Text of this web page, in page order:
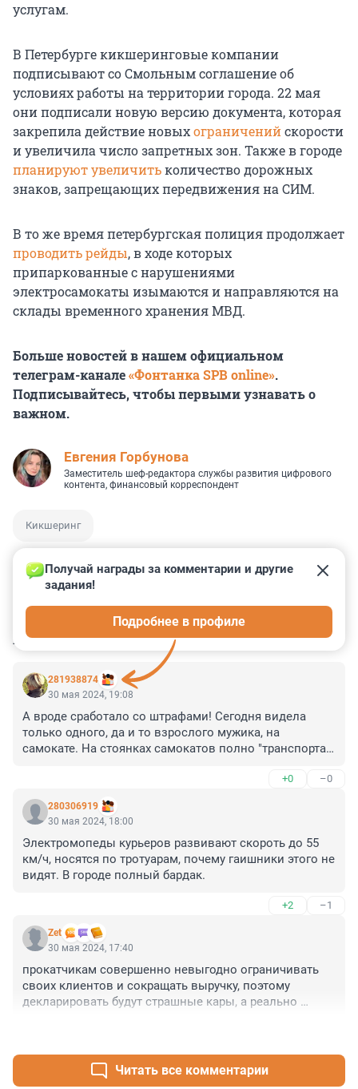
услугам.
В Петербурге кикшеринговые компании
подписывают со Смольным соглашение об
условиях работы на территории города. 22 мая
они подписали новую версию документа, которая
закрепила действие новыхограниченийскорости
и увеличила число запретных зон. Также в городе
планируют увеличитьколичество дорожных
знаков, запрещающих передвижения на СИМ.
В то же время петербургская полиция продолжает
проводить рейды, в ходе которых
припаркованные с нарушениями
электросамокаты изымаются и направляются на
склады временного хранения МВД.
Больше новостей в нашем официальном
телеграм-канале«Фонтанка SPB online».
Подписывайтесь, чтобы первыми узнавать о
важном.
Евгения Горбунова
Заместитель шеф-редактора службы развития цифрового
контента, финансовый корреспондент
Кикшеринг
КОММЕНТАРИИ 32
281938874
Получай награды за комментарии и другие
задания!
Подробнее в профиле
30 мая 2024, 19:08
А вроде сработало со штрафами! Сегодня видела
только одного, да и то взрослого мужика, на
самокате. На стоянках самокатов полно "транспорта",
+0 –0
280306919
30 мая 2024, 18:00
Электромопеды курьеров развивают скороть до 55
км/ч, носятся по тротуарам, почему гаишники этого не
видят. В городе полный бардак.
+2 –1
Zet
30 мая 2024, 17:40
прокатчикам совершенно невыгодно ограничивать
своих клиентов и сокращать выручку, поэтому
декларировать будут страшные кары, а реально
Читать все комментарии